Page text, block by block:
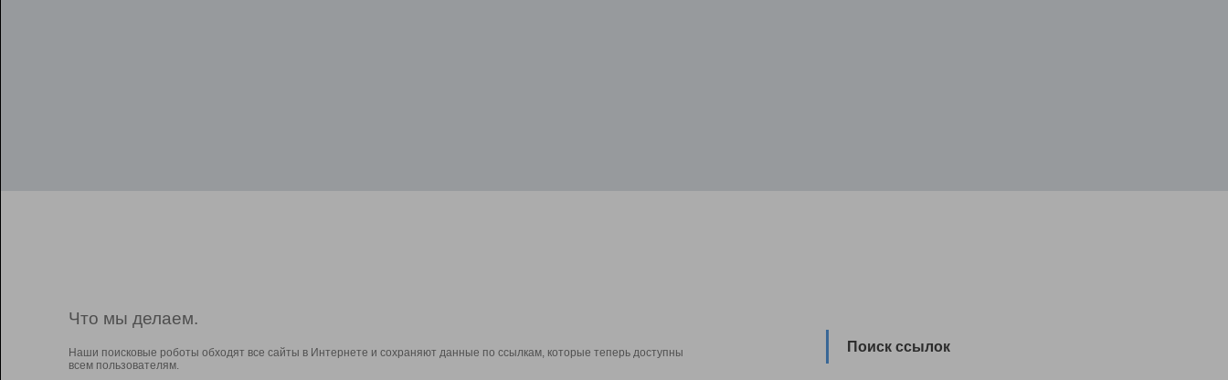
Что мы делаем.
Наши поисковые роботы обходят все сайты в Интернете и сохраняют данные по ссылкам, которые теперь доступны
всем пользователям.
Поиск ссылок